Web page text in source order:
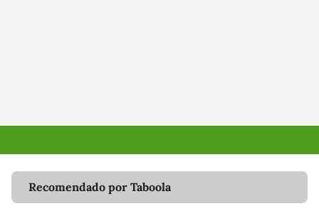
Recomendado por Taboola